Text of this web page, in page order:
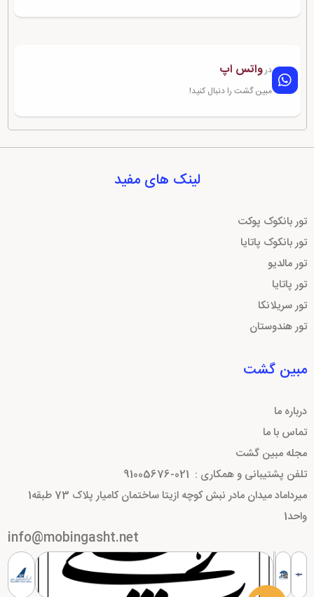
درواتس اپ
مبین گشت را دنبال کنید!
لینک های مفید
تور بانکوک پوکت
تور بانکوک پاتایا
تور مالدیو
تور پاتایا
تور سریلانکا
تور هندوستان
مبین گشت
درباره ما
تماس با ما
مجله مبین گشت
تلفن پشتیبانی و همکاری : 021-91005676
میرداماد میدان مادر نبش کوچه ازیتا ساختمان کامیار پلاک 73 طبقه1
واحد1
info@mobingasht.net